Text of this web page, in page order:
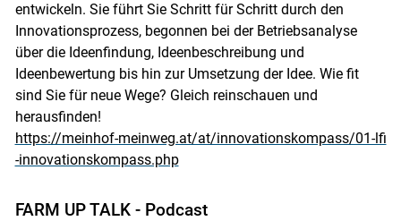
entwickeln. Sie führt Sie Schritt für Schritt durch den
Innovationsprozess, begonnen bei der Betriebsanalyse
über die Ideenfindung, Ideenbeschreibung und
Ideenbewertung bis hin zur Umsetzung der Idee. Wie fit
sind Sie für neue Wege? Gleich reinschauen und
herausfinden!
https://meinhof-meinweg.at/at/innovationskompass/01-lfi
-innovationskompass.php
FARM UP TALK - Podcast